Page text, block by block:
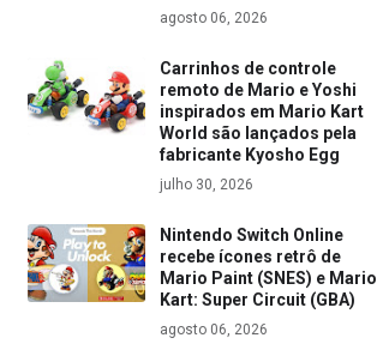
agosto 06, 2026
Carrinhos de controle
remoto de Mario e Yoshi
inspirados em Mario Kart
World são lançados pela
fabricante Kyosho Egg
julho 30, 2026
Nintendo Switch Online
recebe ícones retrô de
Mario Paint (SNES) e Mario
Kart: Super Circuit (GBA)
agosto 06, 2026